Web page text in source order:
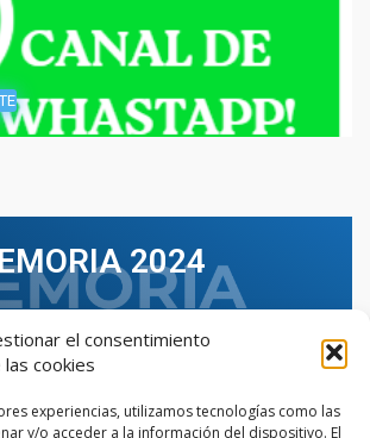
el consentimiento
las cookies
experiencias, utilizamos tecnologías como las
y/o acceder a la información del dispositivo. El
2024